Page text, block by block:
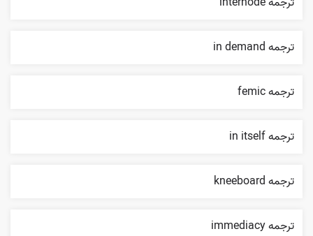
ترجمه in demand
ترجمه femic
ترجمه in itself
ترجمه kneeboard
ترجمه immediacy